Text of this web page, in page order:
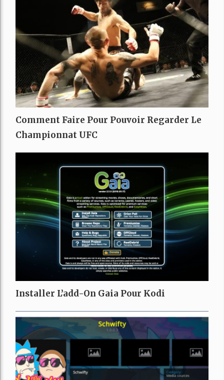
Comment Faire Pour Pouvoir Regarder Le
Championnat UFC
Installer L’add-On Gaia Pour Kodi